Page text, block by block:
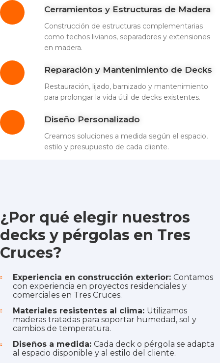
Cerramientos y Estructuras de Madera
Construcción de estructuras complementarias
como techos livianos, separadores y extensiones
en madera.
Reparación y Mantenimiento de Decks
Restauración, lijado, barnizado y mantenimiento
para prolongar la vida útil de decks existentes.
Diseño Personalizado
Creamos soluciones a medida según el espacio,
estilo y presupuesto de cada cliente.
¿Por qué elegir nuestros
decks y pérgolas en Tres
Cruces?
Experiencia en construcción exterior: Contamos
con experiencia en proyectos residenciales y
comerciales en Tres Cruces.
Materiales resistentes al clima: Utilizamos
maderas tratadas para soportar humedad, sol y
cambios de temperatura.
Diseños a medida: Cada deck o pérgola se adapta
al espacio disponible y al estilo del cliente.